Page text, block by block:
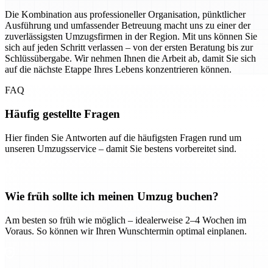
Die Kombination aus professioneller Organisation, pünktlicher
Ausführung und umfassender Betreuung macht uns zu einer der
zuverlässigsten Umzugsfirmen in der Region. Mit uns können Sie
sich auf jeden Schritt verlassen – von der ersten Beratung bis zur
Schlüssübergabe. Wir nehmen Ihnen die Arbeit ab, damit Sie sich
auf die nächste Etappe Ihres Lebens konzentrieren können.
FAQ
Häufig gestellte Fragen
Hier finden Sie Antworten auf die häufigsten Fragen rund um
unseren Umzugsservice – damit Sie bestens vorbereitet sind.
Wie früh sollte ich meinen Umzug buchen?
Am besten so früh wie möglich – idealerweise 2–4 Wochen im
Voraus. So können wir Ihren Wunschtermin optimal einplanen.